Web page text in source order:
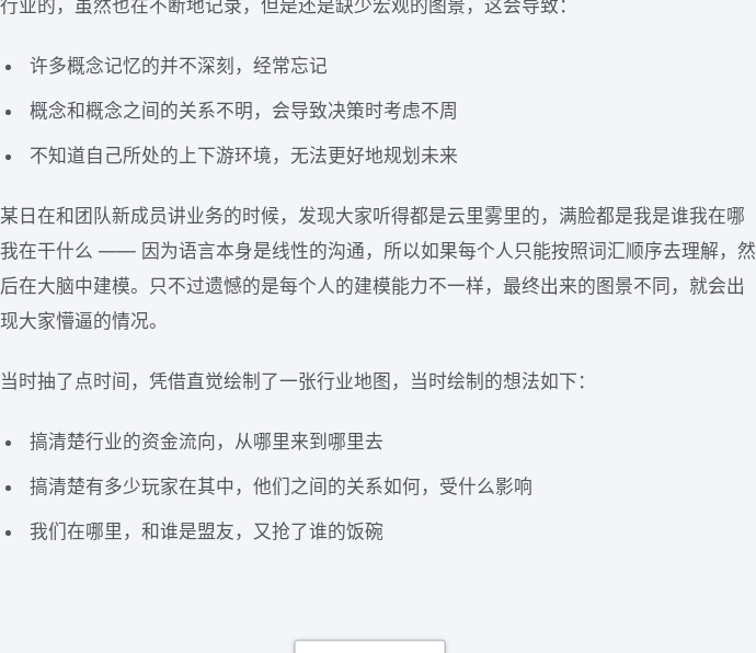
行业的，虽然也在不断地记录，但是还是缺少宏观的图景，这会导致：
许多概念记忆的并不深刻，经常忘记
概念和概念之间的关系不明，会导致决策时考虑不周
不知道自己所处的上下游环境，无法更好地规划未来
某日在和团队新成员讲业务的时候，发现大家听得都是云里雾里的，满脸都是我是谁我在哪
我在干什么 —— 因为语言本身是线性的沟通，所以如果每个人只能按照词汇顺序去理解，然
后在大脑中建模。只不过遗憾的是每个人的建模能力不一样，最终出来的图景不同，就会出
现大家懵逼的情况。
当时抽了点时间，凭借直觉绘制了一张行业地图，当时绘制的想法如下：
搞清楚行业的资金流向，从哪里来到哪里去
搞清楚有多少玩家在其中，他们之间的关系如何，受什么影响
我们在哪里，和谁是盟友，又抢了谁的饭碗